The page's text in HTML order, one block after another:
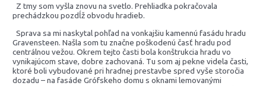
Z tmy som vyšla znovu na svetlo. Prehliadka pokračovala
prechádzkou pozdĺž obvodu hradieb.
Sprava sa mi naskytal pohľad na vonkajšiu kamennú fasádu hradu
Gravensteen. Našla som tu značne poškodenú časť hradu pod
centrálnou vežou. Okrem tejto časti bola konštrukcia hradu vo
vynikajúcom stave, dobre zachovaná. Tu som aj pekne videla časti,
ktoré boli vybudované pri hradnej prestavbe spred vyše storočia
dozadu – na fasáde Grófskeho domu s oknami lemovanými